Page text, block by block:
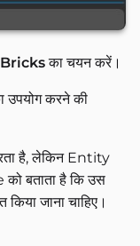
का चयन करें।
करने की
है, लेकिन Entity
बताता है कि उस
किया जाना चाहिए।